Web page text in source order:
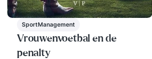
SportManagement
Vrouwenvoetbal en de
penalty